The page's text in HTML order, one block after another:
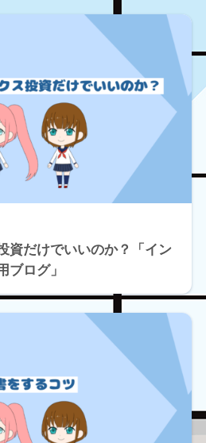
資だけでいいのか？「イン
ブログ」